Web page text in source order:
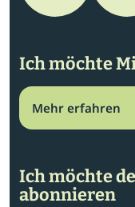
Ich möchte
Mehr erfahren
Ich möchte
abonnieren